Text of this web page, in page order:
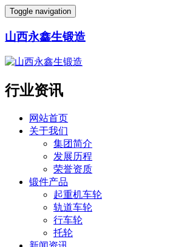
Toggle navigation
山西永鑫生锻造
行业资讯
网站首页
关于我们
集团简介
发展历程
荣誉资质
锻件产品
起重机车轮
轨道车轮
行车轮
托轮